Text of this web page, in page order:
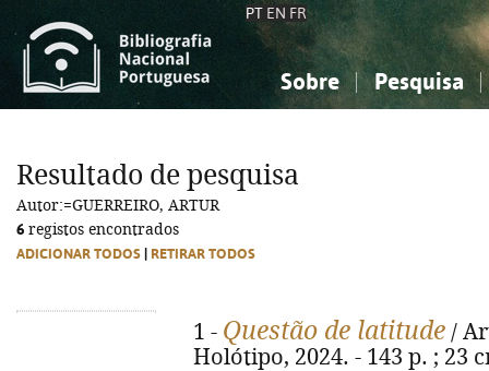
PT EN FR
Sobre Pesquisa
Ciências sociais...
Ciências sociais...
Resultado de pesquisa
Autor:=GUERREIRO, ARTUR
6 registos encontrados
ADICIONAR TODOS RETIRAR TODOS
1 - Questão de latitude /
Holótipo, 2024. - 143 p. ; 23